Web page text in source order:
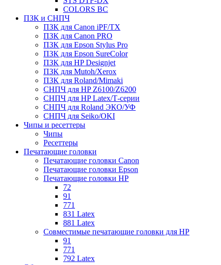
COLORS BC
ПЗК и СНПЧ
ПЗК для Canon iPF/TX
ПЗК для Canon PRO
ПЗК для Epson Stylus Pro
ПЗК для Epson SureColor
ПЗК для HP Designjet
ПЗК для Mutoh/Xerox
ПЗК для Roland/Mimaki
СНПЧ для HP Z6100/Z6200
СНПЧ для HP Latex/Т-cерии
СНПЧ для Roland ЭКО/УФ
СНПЧ для Seiko/OKI
Чипы и ресеттеры
Чипы
Ресеттеры
Печатающие головки
Печатающие головки Canon
Печатающие головки Epson
Печатающие головки HP
72
91
771
831 Latex
881 Latex
Совместимые печатающие головки для HP
91
771
792 Latex